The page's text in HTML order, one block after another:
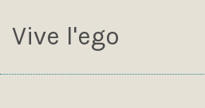
Vive l'ego